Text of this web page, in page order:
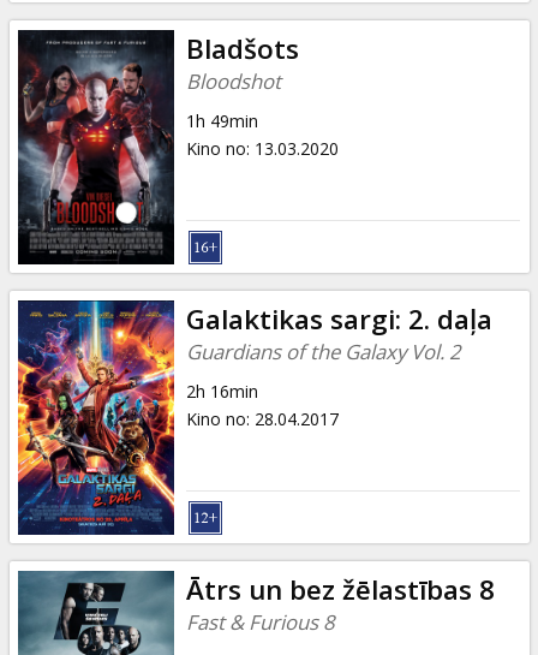
Bladšots
Bloodshot
1h 49min
Kino no: 13.03.2020
Galaktikas sargi: 2. daļa
Guardians of the Galaxy Vol. 2
2h 16min
Kino no: 28.04.2017
Ātrs un bez žēlastības 8
Fast & Furious 8